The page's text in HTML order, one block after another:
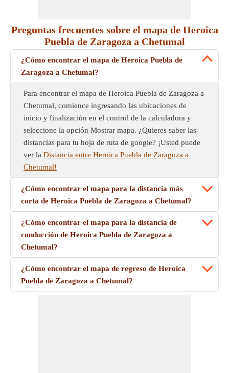
Preguntas frecuentes sobre el mapa de Heroica
Puebla de Zaragoza a Chetumal
¿Cómo encontrar el mapa de Heroica Puebla de
Zaragoza a Chetumal?
Para encontrar el mapa de Heroica Puebla de Zaragoza a
Chetumal, comience ingresando las ubicaciones de
inicio y finalización en el control de la calculadora y
seleccione la opción Mostrar mapa. ¿Quieres saber las
distancias para tu hoja de ruta de google? ¡Usted puede
ver la Distancia entre Heroica Puebla de Zaragoza a
Chetumal!
¿Cómo encontrar el mapa para la distancia más
corta de Heroica Puebla de Zaragoza a Chetumal?
¿Cómo encontrar el mapa para la distancia de
conducción de Heroica Puebla de Zaragoza a
Chetumal?
¿Cómo encontrar el mapa de regreso de Heroica
Puebla de Zaragoza a Chetumal?